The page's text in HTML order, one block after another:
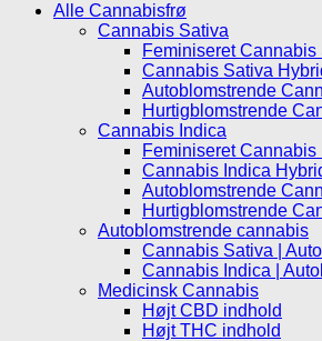
Alle Cannabisfrø
Cannabis Sativa
Feminiseret Cannabis
Cannabis Sativa
Autoblomstrende
Hurtigblomstrende
Cannabis Indica
Feminiseret Cannabis
Cannabis Indica
Autoblomstrende
Hurtigblomstrende
Autoblomstrende cannabis
Cannabis Sativa |
Cannabis Indica |
Medicinsk Cannabis
Højt CBD indhold
Højt THC indhold